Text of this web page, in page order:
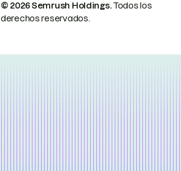
© 2026 Semrush Holdings.Todos los
derechos reservados.